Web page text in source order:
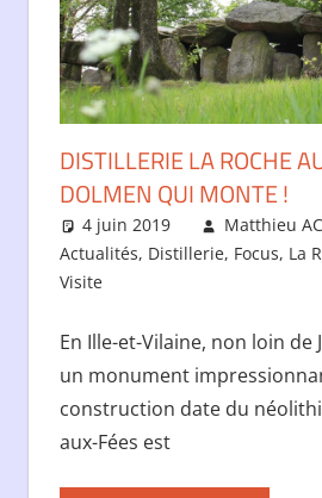
DISTILLERIE LA ROCHE
DOLMEN QUI MONTE !
4 juin 2019
Matthieu
Actualités, Distillerie, Focus, La
Visite
En Ille-et-Vilaine, non loin de
un monument
construction date du
aux-Fées est